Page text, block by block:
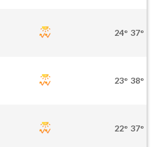
24° 37°
23° 38°
22° 37°